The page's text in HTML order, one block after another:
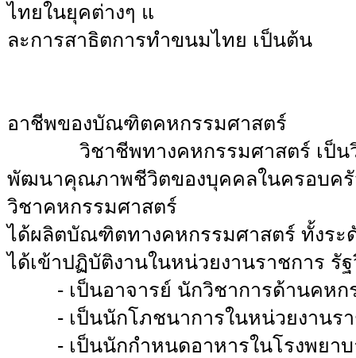
ไทยในยุคต่างๆ แ
ละการสาธิตการทำขนมไทย เป็นต้น
อาชีพของบัณฑิตคหกรรมศาสตร์
วิชาชีพทางคหกรรมศาสตร์ เป็นวิช
พัฒนาคุณภาพชีวิตของบุคคลในครอบครั
วิชาคหกรรมศาสตร์
ได้ผลิตบัณฑิตทางคหกรรมศาสตร์ ทั้งร
ได้เข้าปฏิบัติงานในหน่วยงานราชการ รั
- เป็นอาจารย์ นักวิชาการด้านคหก
- เป็นนักโภชนาการในหน่วยงานร
- เป็นนักกำหนดอาหารในโรงพยา